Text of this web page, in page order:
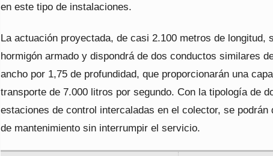
en este tipo de instalaciones.
La actuación proyectada, de casi 2.100 metros de longitud,
hormigón armado y dispondrá de dos conductos similares
ancho por 1,75 de profundidad, que proporcionarán una
transporte de 7.000 litros por segundo. Con la tipología de
estaciones de control intercaladas en el colector, se podrán
de mantenimiento sin interrumpir el servicio.